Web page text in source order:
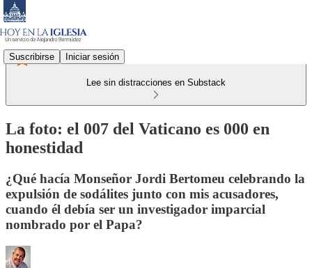
Suscribirse Iniciar sesión
Lee sin distracciones en Substack
La foto: el 007 del Vaticano es 000 en
honestidad
¿Qué hacía Monseñor Jordi Bertomeu celebrando la
expulsión de sodálites junto con mis acusadores,
cuando él debía ser un investigador imparcial
nombrado por el Papa?